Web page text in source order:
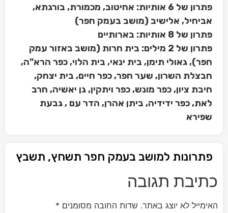
פתרון של 6 אותיות: אחיטוב, מכמורת, בורגתא,
אביחיל, אלישיב (מושב בעמק חפר)
פתרון של 8 אותיות: בארותיים
פתרון של 2 מילים: בית חרות (מושב באזור עמק
חפר), גאולי תימן, בית ינאי, בית הלוי, כפר הרא"ה,
חבצלת השרון, שער חפר, כפר חיים, בית יצחק,
חיבת ציון, כפר מונש, כפר ויתקין, גן יאשיה, חרב
לאת, כפר ידידיה, ביתן אהרן, הדר עם , גבעת
שפירא
פתרונות למושב בעמק חפר תשחץ, תשבץ
כתיבת תגובה
האימייל לא יוצג באתר. שדות החובה מסומנים *